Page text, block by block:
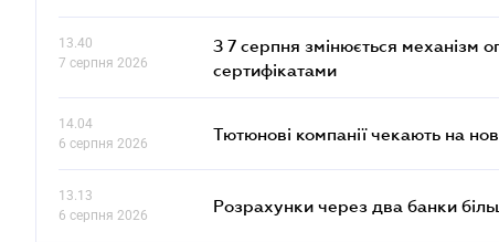
13.40
7 серпня 2026
З 7 серпня змінюється механізм
сертифікатами
14.04
6 серпня 2026
Тютюнові компанії чекають на
13.13
6 серпня 2026
Розрахунки через два банки